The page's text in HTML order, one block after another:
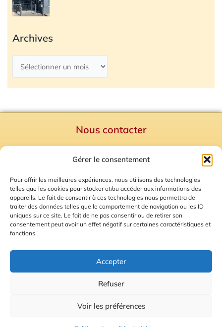
Gérer le consentement
Pour offrir les meilleures expériences, nous utilisons des technologies
telles que les cookies pour stocker et/ou accéder aux informations des
appareils. Le fait de consentir à ces technologies nous permettra de
traiter des données telles que le comportement de navigation ou les ID
uniques sur ce site. Le fait de ne pas consentir ou de retirer son
consentement peut avoir un effet négatif sur certaines caractéristiques et
fonctions.
Accepter
Refuser
Voir les préférences
Archives
Nous contacter
Mentions Légales
Plan du site
Gestion des Cookies
© 2026 Radio Calade